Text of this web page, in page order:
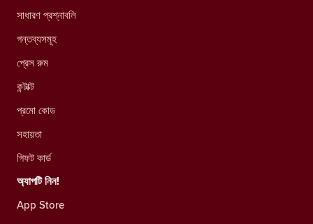
সাধারণ প্রশ্নাবলি
গন্তব্যসমূহ
প্রেস রুম
কন্টাক্ট
প্রমো কোড
সহায়তা
গিফট কার্ড
অ্যাপটি নিন!
App Store